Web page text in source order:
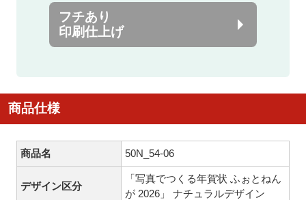
フチあり
印刷仕上げ
商品仕様
商品名 50N_54-06
デザイン区分
「写真でつくる年賀状 ふぉとねん
が 2026」 ナチュラルデザイン